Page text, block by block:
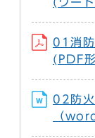
01消
(PDF
02防火
（